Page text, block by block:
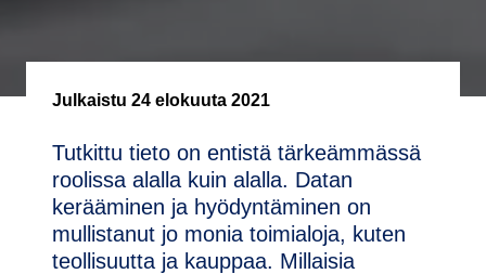
Julkaistu 24 elokuuta 2021
Tutkittu tieto on entistä tärkeämmässä
roolissa alalla kuin alalla. Datan
kerääminen ja hyödyntäminen on
mullistanut jo monia toimialoja, kuten
teollisuutta ja kauppaa. Millaisia